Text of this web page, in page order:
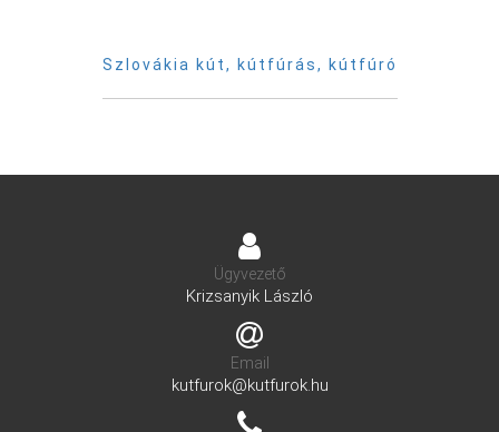
Szlovákia kút, kútfúrás, kútfúró
Ügyvezető
Krizsanyik László
Email
kutfurok@kutfurok.hu